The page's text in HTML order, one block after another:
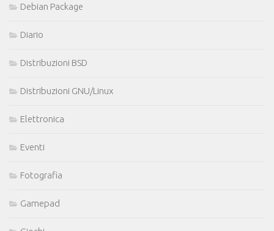
Debian Package
Diario
Distribuzioni BSD
Distribuzioni GNU/Linux
Elettronica
Eventi
Fotografia
Gamepad